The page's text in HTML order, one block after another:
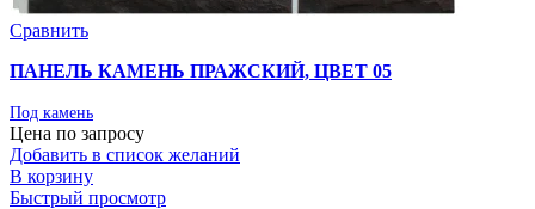
Сравнить
ПАНЕЛЬ КАМЕНЬ ПРАЖСКИЙ, ЦВЕТ 05
Под камень
Цена по запросу
Добавить в список желаний
В корзину
Быстрый просмотр